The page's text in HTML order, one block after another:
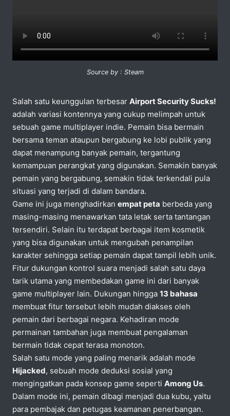
Source by : Steam
Salah satu keunggulan terbesar Airport Security Sucks!
adalah variasi kontennya yang cukup melimpah untuk
sebuah game multiplayer indie. Pemain bisa bermain
bersama teman ataupun bergabung ke lobi publik yang
dapat menampung banyak pemain, tergantung
kemampuan perangkat yang digunakan. Semakin banyak
pemain yang bergabung, semakin tidak terkendali pula
situasi yang terjadi di dalam bandara.
Game ini juga menghadirkan empat peta berbeda yang
masing-masing menawarkan tata letak serta tantangan
tersendiri. Selain itu terdapat berbagai item kosmetik
yang bisa digunakan untuk mengubah penampilan
karakter sehingga setiap pemain dapat tampil lebih unik.
Fitur dukungan kontrol suara menjadi salah satu daya
tarik utama yang membedakan game ini dari banyak
game multiplayer lain. Dukungan hingga 13 bahasa
membuat fitur tersebut lebih mudah diakses oleh
pemain dari berbagai negara. Kehadiran mode
permainan tambahan juga membuat pengalaman
bermain tidak cepat terasa monoton.
Salah satu mode yang paling menarik adalah mode
Hijacked, sebuah mode deduksi sosial yang
mengingatkan pada konsep game seperti Among Us.
Dalam mode ini, pemain dibagi menjadi dua kubu, yaitu
para pembajak dan petugas keamanan penerbangan.